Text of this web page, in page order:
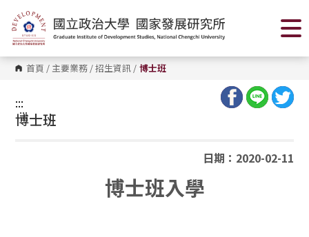
到
主
要
內
容
區 首頁 / 主要業務 /招生資訊 / 博士班
:::
:::
博士班
日期：2020-02-11
博士班入學